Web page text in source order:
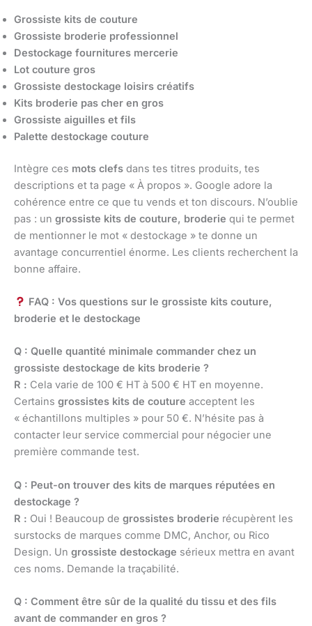
Grossiste kits de couture
Grossiste broderie professionnel
Destockage fournitures mercerie
Lot couture gros
Grossiste destockage loisirs créatifs
Kits broderie pas cher en gros
Grossiste aiguilles et fils
Palette destockage couture
Intègre ces mots clefs dans tes titres produits, tes
descriptions et ta page « À propos ». Google adore la
cohérence entre ce que tu vends et ton discours. N’oublie
pas : un grossiste kits de couture, broderie qui te permet
de mentionner le mot « destockage » te donne un
avantage concurrentiel énorme. Les clients recherchent la
bonne affaire.
FAQ : Vos questions sur le grossiste kits couture,
broderie et le destockage
Q : Quelle quantité minimale commander chez un
grossiste destockage de kits broderie ?
R : Cela varie de 100 € HT à 500 € HT en moyenne.
Certains grossistes kits de couture acceptent les
« échantillons multiples » pour 50 €. N’hésite pas à
contacter leur service commercial pour négocier une
première commande test.
Q : Peut-on trouver des kits de marques réputées en
destockage ?
R : Oui ! Beaucoup de grossistes broderie récupèrent les
surstocks de marques comme DMC, Anchor, ou Rico
Design. Un grossiste destockage sérieux mettra en avant
ces noms. Demande la traçabilité.
Q : Comment être sûr de la qualité du tissu et des fils
avant de commander en gros ?